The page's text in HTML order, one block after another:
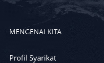
MENGENAI KITA
Profil Syarikat